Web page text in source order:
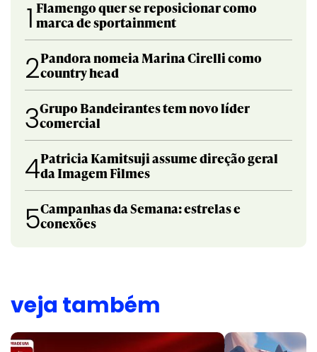
1 Flamengo quer se reposicionar como
marca de sportainment
2Pandora nomeia Marina Cirelli como
country head
3Grupo Bandeirantes tem novo líder
comercial
4Patricia Kamitsuji assume direção geral
da Imagem Filmes
5Campanhas da Semana: estrelas e
conexões
veja também